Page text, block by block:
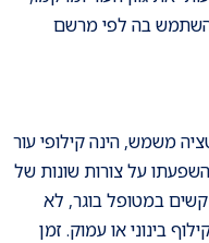
בה לפי מרשם
משמש, הינה קילופי עור
על צורות שונות של
במטופל בוגר, לא
בינוני או עמוק. זמן